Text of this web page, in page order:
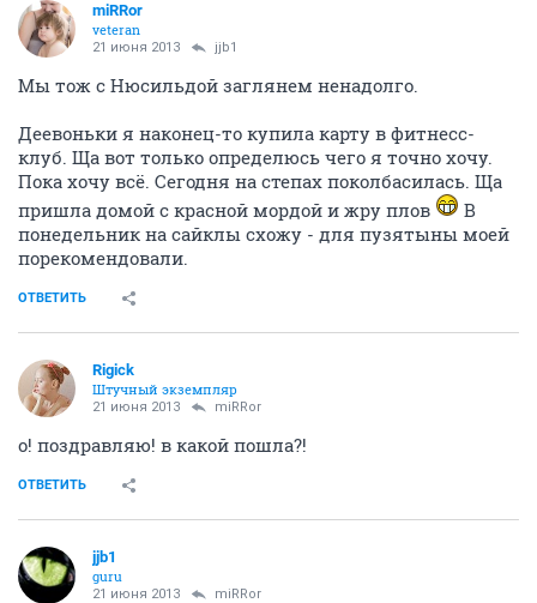
miRRor
veteran
21 июня 2013 jjb1
Мы тож с Нюсильдой заглянем ненадолго.
Деевоньки я наконец-то купила карту в фитнесс-
клуб. Ща вот только определюсь чего я точно хочу.
Пока хочу всё. Сегодня на степах поколбасилась. Ща
пришла домой с красной мордой и жру плов
В
понедельник на сайклы схожу - для пузятыны моей
порекомендовали.
ОТВЕТИТЬ
Rigick
Штучный экземпляр
21 июня 2013 miRRor
о! поздравляю! в какой пошла?!
ОТВЕТИТЬ
jjb1
guru
21 июня 2013 miRRor